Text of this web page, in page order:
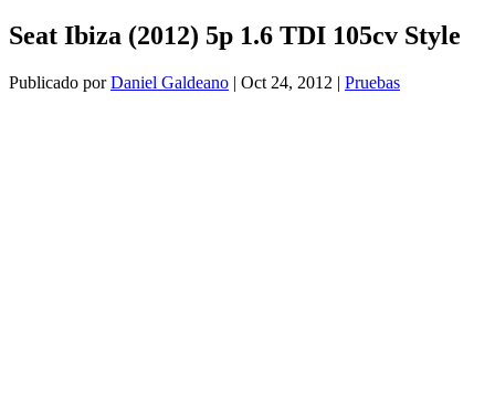
Seat Ibiza (2012) 5p 1.6 TDI 105cv Style
Publicado porDaniel Galdeano | Oct 24, 2012 | Pruebas